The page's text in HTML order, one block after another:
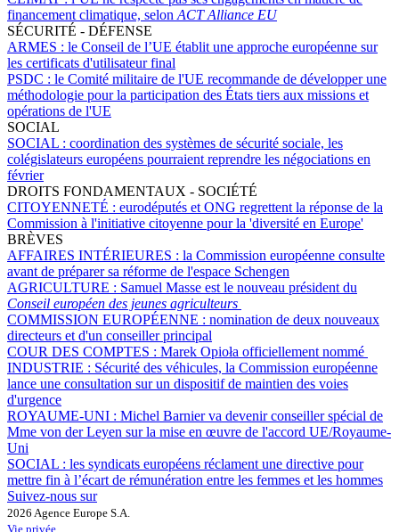
financement climatique, selon ACT Alliance EU
SÉCURITÉ - DÉFENSE
ARMES : le Conseil de l’UE établit une approche européenne sur
les certificats d'utilisateur final
PSDC : le Comité militaire de l'UE recommande de développer une
méthodologie pour la participation des États tiers aux missions et
opérations de l'UE
SOCIAL
SOCIAL : coordination des systèmes de sécurité sociale, les
colégislateurs européens pourraient reprendre les négociations en
février
DROITS FONDAMENTAUX - SOCIÉTÉ
CITOYENNETÉ : eurodéputés et ONG regrettent la réponse de la
Commission à l'initiative citoyenne pour la 'diversité en Europe'
BRÈVES
AFFAIRES INTÉRIEURES : la Commission européenne consulte
avant de préparer sa réforme de l'espace Schengen
AGRICULTURE : Samuel Masse est le nouveau président du
Conseil européen des jeunes agriculteurs
COMMISSION EUROPÉENNE : nomination de deux nouveaux
directeurs et d'un conseiller principal
COUR DES COMPTES : Marek Opioła officiellement nommé
INDUSTRIE : Sécurité des véhicules, la Commission européenne
lance une consultation sur un dispositif de maintien des voies
d'urgence
ROYAUME-UNI : Michel Barnier va devenir conseiller spécial de
Mme von der Leyen sur la mise en œuvre de l'accord UE/Royaume-
Uni
SOCIAL : les syndicats européens réclament une directive pour
mettre fin à l’écart de rémunération entre les femmes et les hommes
Suivez-nous sur
2026 Agence Europe S.A.
Vie privée